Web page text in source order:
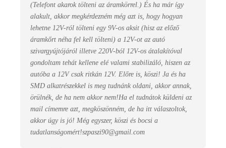
(Telefont akarok tölteni az áramkörrel.) És ha már így
alakult, akkor megkérdezném még azt is, hogy hogyan
lehetne 12V-ról tölteni egy 9V-os aksit (hisz az előző
áramkőrt néha fel kell tölteni) a 12V-ot az autó
szivargyújtójáról illetve 220V-ból 12V-os átalakítóval
gondoltam tehát kellene elé valami stabilizáló, hiszen az
autóba a 12V csak ritkán 12V. Előre is, köszi! Ja és ha
SMD alkatrészekkel is meg tudnánk oldani, akkor annak,
örülnék, de ha nem akkor nem!Ha el tudnátok küldeni az
mail címemre azt, megköszönném, de ha itt válaszoltok,
akkor úgy is jó! Még egyszer, köszi és bocsi a
tudatlanságomért!szpaszi90@gmail.com